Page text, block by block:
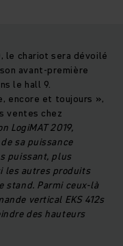
le chariot sera dévoilé
avant-première
le hall 9.
encore et toujours »,
ventes chez
LogiMAT 2019,
sa puissance
puissant, plus
les autres produits
stand. Parmi ceux-là
vertical EKS 412s
des hauteurs